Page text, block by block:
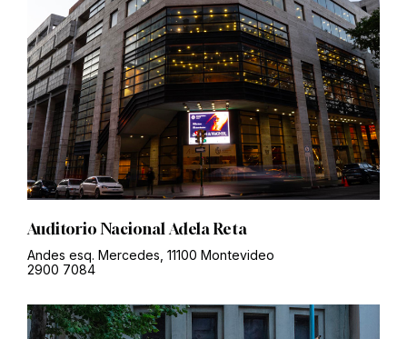
Auditorio Nacional Adela Reta
Andes esq. Mercedes, 11100 Montevideo
2900 7084